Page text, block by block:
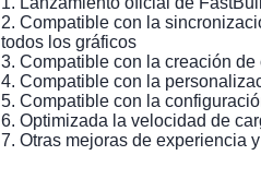
2. Compatible con la
todos los gráficos
3. Compatible con la creación
4. Compatible con la
5. Compatible con la
6. Optimizada la velocidad de
7. Otras mejoras de experiencia